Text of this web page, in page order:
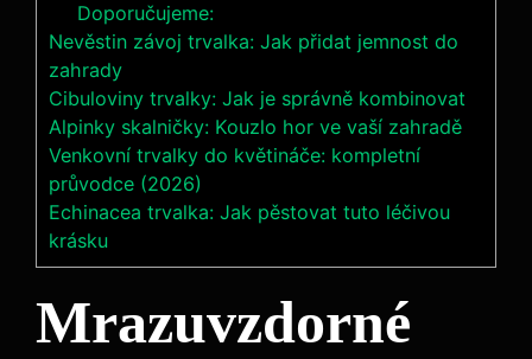
Doporučujeme:
Nevěstin závoj trvalka: Jak přidat jemnost do
zahrady
Cibuloviny trvalky: Jak je správně kombinovat
Alpinky skalničky: Kouzlo hor ve vaší zahradě
Venkovní trvalky do květináče: kompletní
průvodce (2026)
Echinacea trvalka: Jak pěstovat tuto léčivou
krásku
Mrazuvzdorné